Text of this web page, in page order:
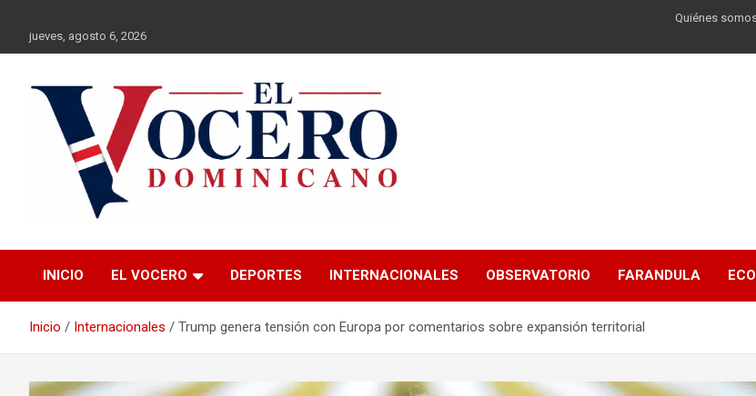
contenido
jueves, agosto 6, 2026
Quiénes
El Vocero
Dominicano
INICIO EL VOCERO DEPORTES INTERNACIONALES OBSERVATORIO FARANDULA
Inicio Internacionales Trump genera tensión con Europa por comentarios sobre expansión territorial